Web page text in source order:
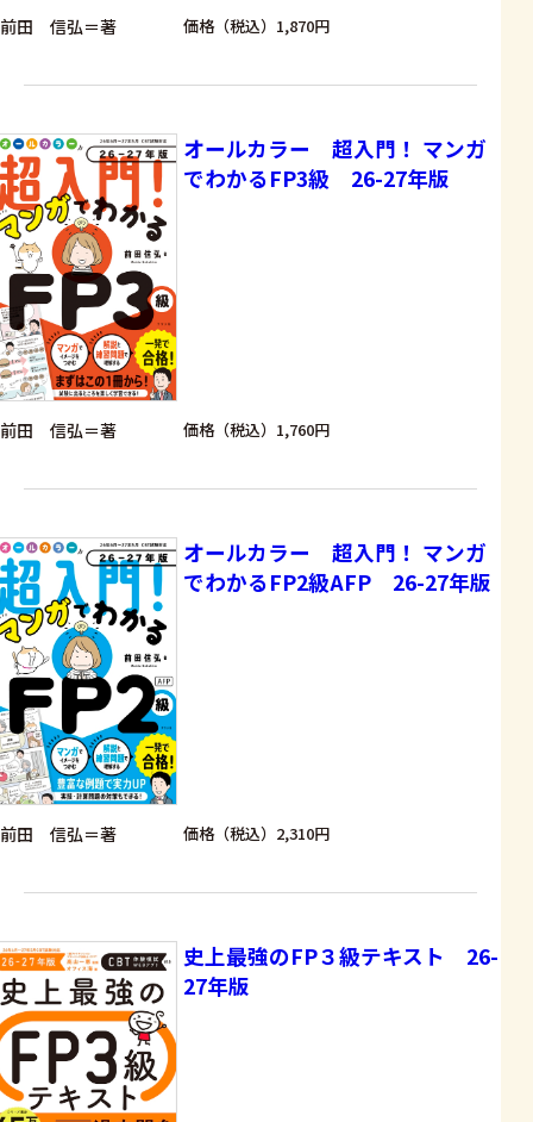
前田 信弘＝著 価格（税込）1,870円
オールカラー 超入門！ マンガ
でわかるFP3級 26-27年版
前田 信弘＝著 価格（税込）1,760円
オールカラー 超入門！ マンガ
でわかるFP2級AFP 26-27年版
前田 信弘＝著 価格（税込）2,310円
史上最強のFP３級テキスト 26-
27年版